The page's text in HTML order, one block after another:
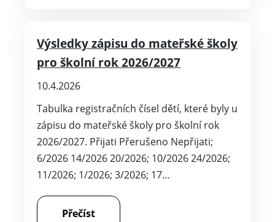
Výsledky zápisu do mateřské školy
pro školní rok 2026/2027
10.4.2026
Tabulka registračních čísel dětí, které byly u
zápisu do mateřské školy pro školní rok
2026/2027. Přijati Přerušeno Nepřijati;
6/2026 14/2026 20/2026; 10/2026 24/2026;
11/2026; 1/2026; 3/2026; 17…
Přečíst